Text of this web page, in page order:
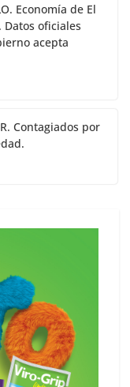
Economía de El
Datos oficiales
acepta
Contagiados por